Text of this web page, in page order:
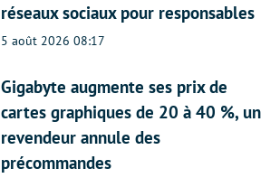
réseaux sociaux pour responsables
5 août 2026 08:17
Gigabyte augmente ses prix de
cartes graphiques de 20 à 40 %, un
revendeur annule des
précommandes